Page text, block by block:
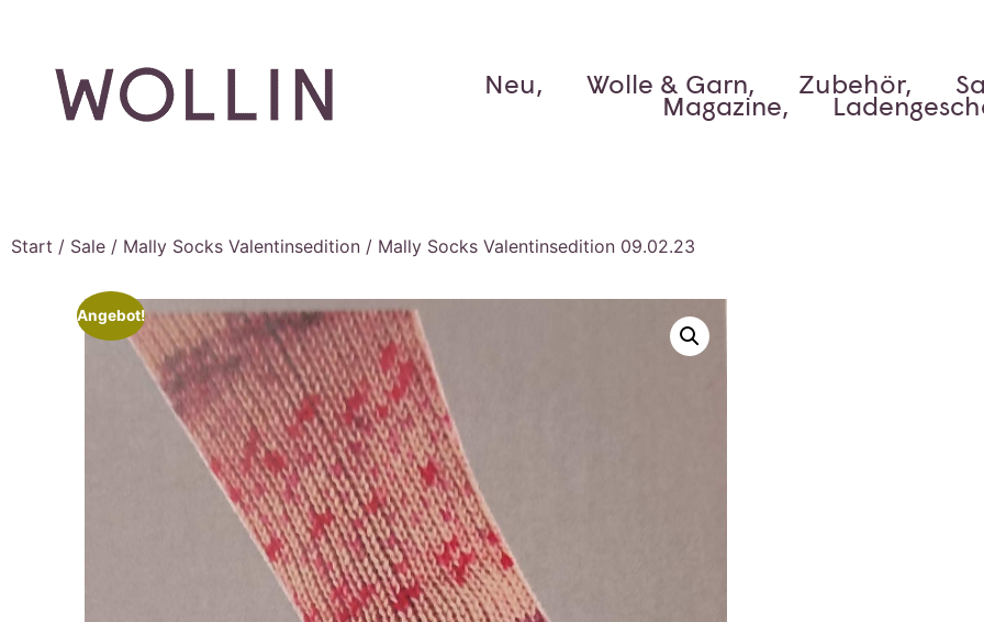
Neu, Wolle & Garn, Zubehör,
Magazine,
Start / Sale / Mally Socks Valentinsedition / Mally Socks Valentinsedition 09.02.23
Angebot!